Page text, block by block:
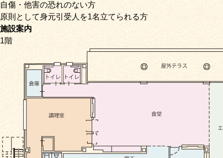
自傷・他害の恐れのない方
原則として身元引受人を1名立てられる方
施設案内
1階